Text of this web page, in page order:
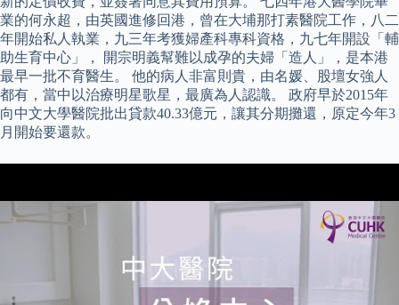
業的何永超，由英國進修回港，曾在大埔那打素醫院工作，八二
年開始私人執業，九三年考獲婦產科專科資格，九七年開設「輔
助生育中心」， 開宗明義幫難以成孕的夫婦「造人」，是本港
最早一批不育醫生。 他的病人非富則貴，由名媛、股壇女強人
都有，當中以治療明星歌星，最廣為人認識。 政府早於2015年
向中文大學醫院批出貸款40.33億元，讓其分期攤還，原定今年3
月開始要還款。